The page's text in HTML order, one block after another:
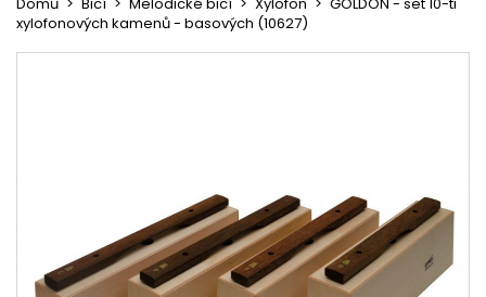
xylofonových kamenů - basových (10627)